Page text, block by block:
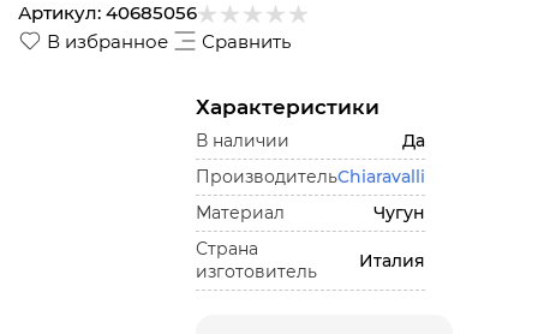
В избранное Сравнить
Артикул: 40685056
Характеристики
В наличии
Да
ПроизводительChiaravalli
Материал
Чугун
Страна
изготовитель
Италия